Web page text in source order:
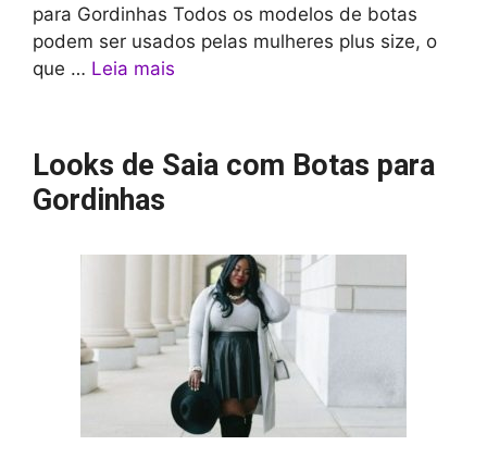
para Gordinhas Todos os modelos de botas
podem ser usados pelas mulheres plus size, o
que … Leia mais
Looks de Saia com Botas para
Gordinhas